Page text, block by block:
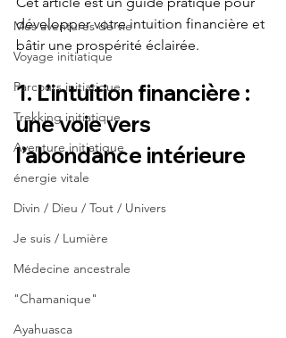
Mes aventures de vie
Voyage initiatique
Parcours initiatique
Trekking initiatique
Aventure initiatique
énergie vitale
Divin / Dieu / Tout / Univers
Je suis / Lumière
Médecine ancestrale
"Chamanique"
Ayahuasca
développer votre intuition financière et
bâtir une prospérité éclairée.
1. L’intuition financière :
une voie vers
l’abondance intérieure